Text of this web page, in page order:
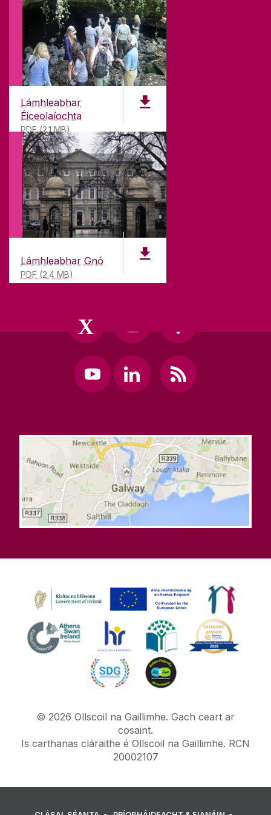
Lámhleabhar
Éiceolaíochta
PDF (2.1 MB)
Lámhleabhar Gnó
PDF (2.4 MB)
TEAGMHÁIL
Ollscoil na Gaillimhe,
Bóthar na hOllscoile,
Gaillimh,
Éire
H91 TK33
T. +353 91 5244
AN OLLSCOIL AR AN
MAPA
SEOL RÍOMHPHOST
CHUGAINN
NASC
© 2026 Ollscoil na Gaillimhe. Gach ceart ar
cosaint.
Is carthanas cláraithe é Ollscoil na Gaillimhe. RCN
20002107